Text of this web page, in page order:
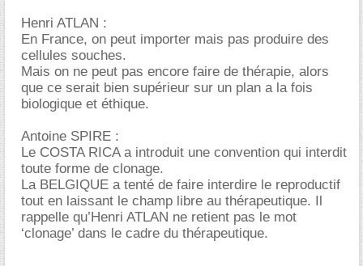
Henri ATLAN :
En France, on peut importer mais pas produire des
cellules souches.
Mais on ne peut pas encore faire de thérapie, alors
que ce serait bien supérieur sur un plan a la fois
biologique et éthique.
Antoine SPIRE :
Le COSTA RICA a introduit une convention qui interdit
toute forme de clonage.
La BELGIQUE a tenté de faire interdire le reproductif
tout en laissant le champ libre au thérapeutique. Il
rappelle qu’Henri ATLAN ne retient pas le mot
‘clonage’ dans le cadre du thérapeutique.